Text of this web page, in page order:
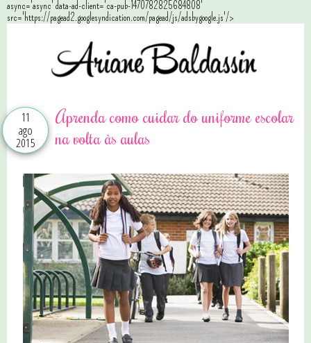
async='async' data-ad-client='ca-pub-1470782825684808'
src='https://pagead2.googlesyndication.com/pagead/js/adsbygoogle.js'/>
11
ago
2015
Aprenda como cuidar do uniforme escolar
na volta às aulas